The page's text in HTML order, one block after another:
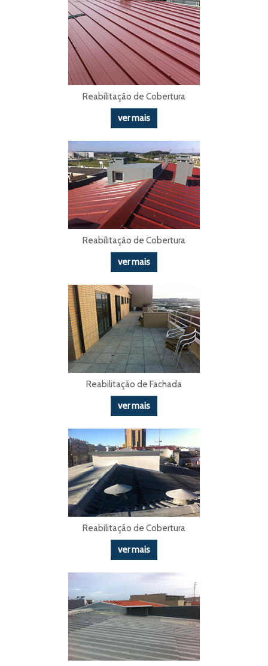
Reabilitação de Cobertura
ver mais
Reabilitação de Cobertura
ver mais
Reabilitação de Fachada
ver mais
Reabilitação de Cobertura
ver mais